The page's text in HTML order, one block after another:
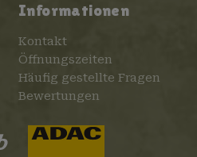
Informationen
Kontakt
Öffnungszeiten
Häufig gestellte Fragen
Bewertungen